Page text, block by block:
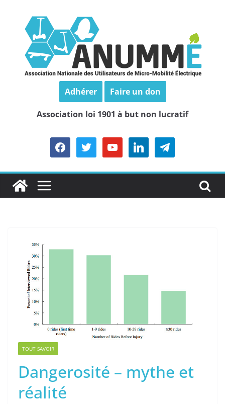
contenu
Adhérer Faire un don
Association loi 1901 à but non lucratif
facebook twitter youtube linkedin telegram
TOUT SAVOIR
Dangerosité – mythe et
réalité